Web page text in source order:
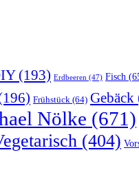
(193) Erdbeeren (47) Fisch
Frühstück (64) Gebäck
Nölke (671)
(404)